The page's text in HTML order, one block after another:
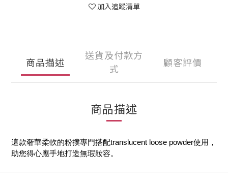
加入追蹤清單
商品描述
送貨及付款方
式
顧客評價
商品描述
這款奢華柔軟的粉撲專門搭配translucent loose powder使用，
助您得心應手地打造無瑕妝容。